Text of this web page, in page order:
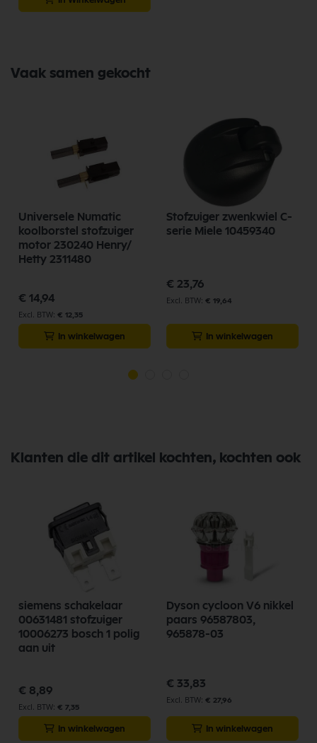
Vaak samen gekocht
Universele Numatic
koolborstel stofzuiger
motor 230240 Henry/
Hetty 2311480
€ 14,94
€ 12,35
In winkelwagen
Stofzuiger zwenkwiel C-
serie Miele 10459340
€ 23,76
€ 19,64
In winkelwagen
Klanten die dit artikel kochten, kochten ook
siemens schakelaar
00631481 stofzuiger
10006273 bosch 1 polig
aan uit
€ 8,89
€ 7,35
In winkelwagen
Dyson cycloon V6 nikkel
paars 96587803,
965878-03
€ 33,83
€ 27,96
In winkelwagen